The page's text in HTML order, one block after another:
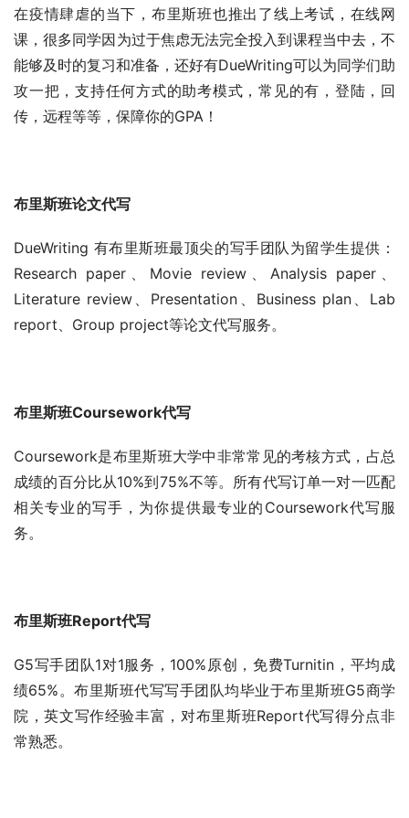
在疫情肆虐的当下，布里斯班也推出了线上考试，在线网
课，很多同学因为过于焦虑无法完全投入到课程当中去，不
能够及时的复习和准备，还好有DueWriting可以为同学们助
攻一把，支持任何方式的助考模式，常见的有，登陆，回
传，远程等等，保障你的GPA！
布里斯班论文代写
DueWriting 有布里斯班最顶尖的写手团队为留学生提供：
Research paper、Movie review、Analysis paper、
Literature review、Presentation、Business plan、Lab
report、Group project等论文代写服务。
布里斯班Coursework代写
Coursework是布里斯班大学中非常常见的考核方式，占总
成绩的百分比从10%到75%不等。所有代写订单一对一匹配
相关专业的写手，为你提供最专业的Coursework代写服
务。
布里斯班Report代写
G5写手团队1对1服务，100%原创，免费Turnitin，平均成
绩65%。布里斯班代写写手团队均毕业于布里斯班G5商学
院，英文写作经验丰富，对布里斯班Report代写得分点非
常熟悉。